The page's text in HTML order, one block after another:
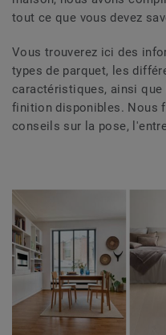
tout ce que vous devez
Vous trouverez ici des
types de parquet, les
caractéristiques, ainsi
finition disponibles. Nous
conseils sur la pose,